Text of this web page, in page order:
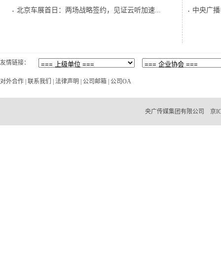
北京车展首日：两场战略签约，见证云听加速... 中央广